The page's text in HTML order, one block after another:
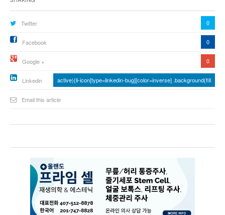
Twitter 0
Facebook 0
Google + 0
Linkedin active){li-icon[type=linkedin-bug][color=inverse] .background{fill
Email this article